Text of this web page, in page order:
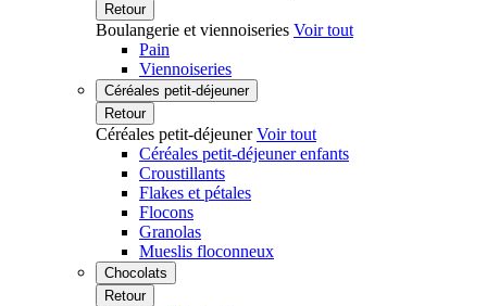
Retour
Boulangerie et viennoiseries Voir tout
Pain
Viennoiseries
Céréales petit-déjeuner
Retour
Céréales petit-déjeunerVoir tout
Céréales petit-déjeuner enfants
Croustillants
Flakes et pétales
Flocons
Granolas
Mueslis floconneux
Chocolats
Retour